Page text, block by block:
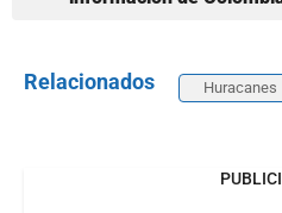
Relacionados Huracanes